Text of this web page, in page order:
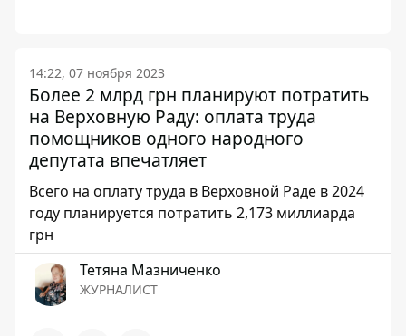
14:22, 07 ноября 2023
Более 2 млрд грн планируют потратить
на Верховную Раду: оплата труда
помощников одного народного
депутата впечатляет
Всего на оплату труда в Верховной Раде в 2024
году планируется потратить 2,173 миллиарда
грн
Тетяна Мазниченко
ЖУРНАЛИСТ